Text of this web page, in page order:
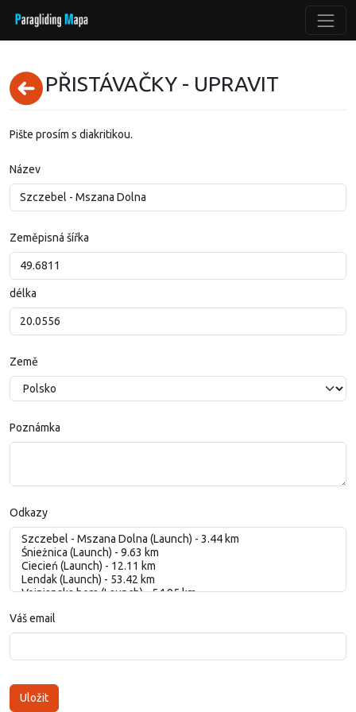
PŘISTÁVAČKY - UPRAVIT
Pište prosím s diakritikou.
Název
Zeměpisná šířka
délka
Země
Poznámka
Odkazy
Váš email